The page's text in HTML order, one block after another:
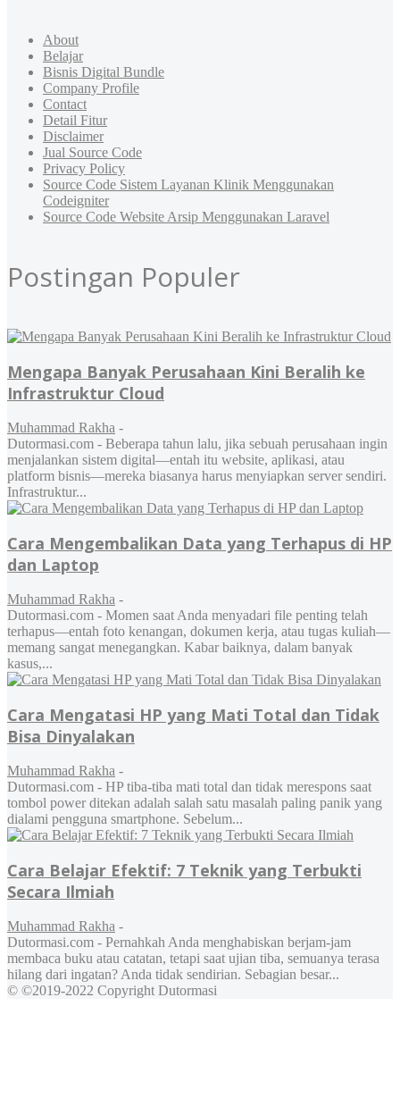
About
Belajar
Bisnis Digital Bundle
Company Profile
Contact
Detail Fitur
Disclaimer
Jual Source Code
Privacy Policy
Source Code Sistem Layanan Klinik Menggunakan
Codeigniter
Source Code Website Arsip Menggunakan Laravel
Postingan Populer
Mengapa Banyak Perusahaan Kini Beralih ke
Infrastruktur Cloud
Muhammad Rakha -
Dutormasi.com - Beberapa tahun lalu, jika sebuah perusahaan ingin
menjalankan sistem digital—entah itu website, aplikasi, atau
platform bisnis—mereka biasanya harus menyiapkan server sendiri.
Infrastruktur...
Cara Mengembalikan Data yang Terhapus di HP
dan Laptop
Muhammad Rakha -
Dutormasi.com - Momen saat Anda menyadari file penting telah
terhapus—entah foto kenangan, dokumen kerja, atau tugas kuliah—
memang sangat menegangkan. Kabar baiknya, dalam banyak
kasus,...
Cara Mengatasi HP yang Mati Total dan Tidak
Bisa Dinyalakan
Muhammad Rakha -
Dutormasi.com - HP tiba-tiba mati total dan tidak merespons saat
tombol power ditekan adalah salah satu masalah paling panik yang
dialami pengguna smartphone. Sebelum...
Cara Belajar Efektif: 7 Teknik yang Terbukti
Secara Ilmiah
Muhammad Rakha -
Dutormasi.com - Pernahkah Anda menghabiskan berjam-jam
membaca buku atau catatan, tetapi saat ujian tiba, semuanya terasa
hilang dari ingatan? Anda tidak sendirian. Sebagian besar...
© ©2019-2022 Copyright Dutormasi